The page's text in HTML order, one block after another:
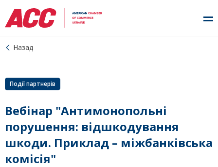
Назад
Події партнерів
Вебінар "Антимонопольні
порушення: відшкодування
шкоди. Приклад – міжбанківська
комісія"